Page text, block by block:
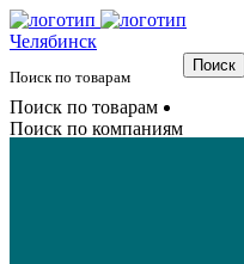
Челябинск
Поиск по товарам
Поиск по товарам
Поиск по компаниям